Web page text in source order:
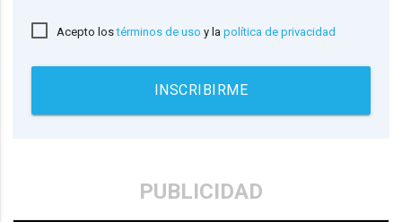
Acepto lostérminos de uso y lapolítica de privacidad
INSCRIBIRME
PUBLICIDAD